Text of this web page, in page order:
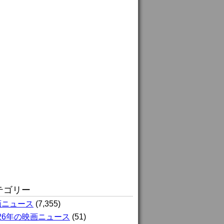
ゴリー
ュース (7,355)
年の映画ニュース (51)